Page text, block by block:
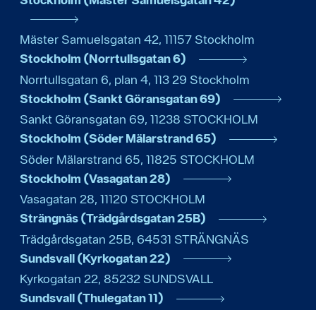
Mäster Samuelsgatan 42, 11157 Stockholm
Stockholm (Norrtullsgatan 6)
Norrtullsgatan 6, plan 4, 113 29 Stockholm
Stockholm (Sankt Göransgatan 69)
Sankt Göransgatan 69, 11238 STOCKHOLM
Stockholm (Söder Mälarstrand 65)
Söder Mälarstrand 65, 11825 STOCKHOLM
Stockholm (Vasagatan 28)
Vasagatan 28, 11120 STOCKHOLM
Strängnäs (Trädgårdsgatan 25B)
Trädgårdsgatan 25B, 64531 STRÄNGNÄS
Sundsvall (Kyrkogatan 22)
Kyrkogatan 22, 85232 SUNDSVALL
Sundsvall (Thulegatan 11)